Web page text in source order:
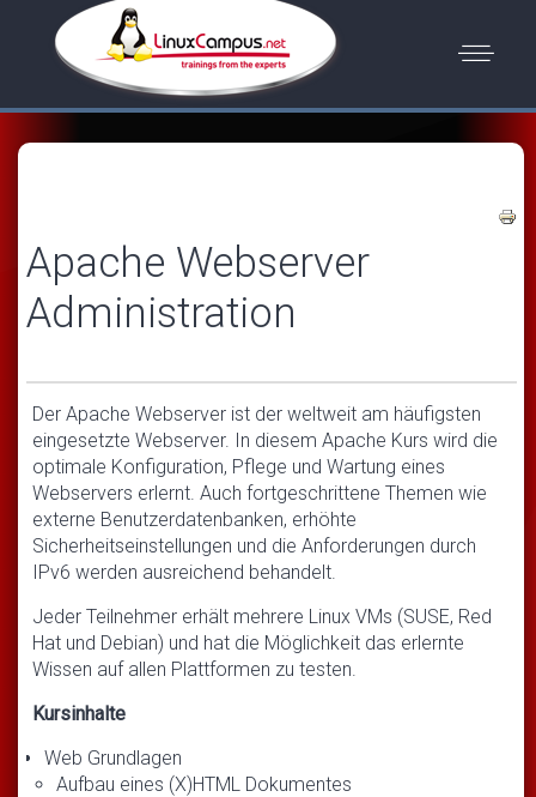
Apache Webserver
Administration
Der Apache Webserver ist der weltweit am häufigsten
eingesetzte Webserver. In diesem Apache Kurs wird die
optimale Konfiguration, Pflege und Wartung eines
Webservers erlernt. Auch fortgeschrittene Themen wie
externe Benutzerdatenbanken, erhöhte
Sicherheitseinstellungen und die Anforderungen durch
IPv6 werden ausreichend behandelt.
Jeder Teilnehmer erhält mehrere Linux VMs (SUSE, Red
Hat und Debian) und hat die Möglichkeit das erlernte
Wissen auf allen Plattformen zu testen.
Kursinhalte
Web Grundlagen
Aufbau eines (X)HTML Dokumentes